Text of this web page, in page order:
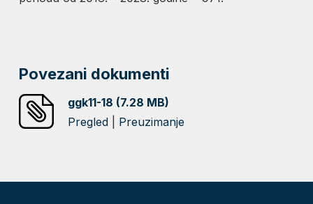
Povezani dokumenti
ggk11-18 (7.28 MB)
Pregled
Preuzimanje